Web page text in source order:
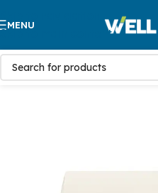
Skip to main content
MENU